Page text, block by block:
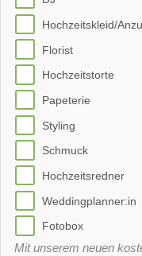
Hochzeitskleid/
Florist
Hochzeitstorte
Papeterie
Styling
Schmuck
Hochzeitsredner
Weddingplanner:in
Fotobox
Mit unserem neuen